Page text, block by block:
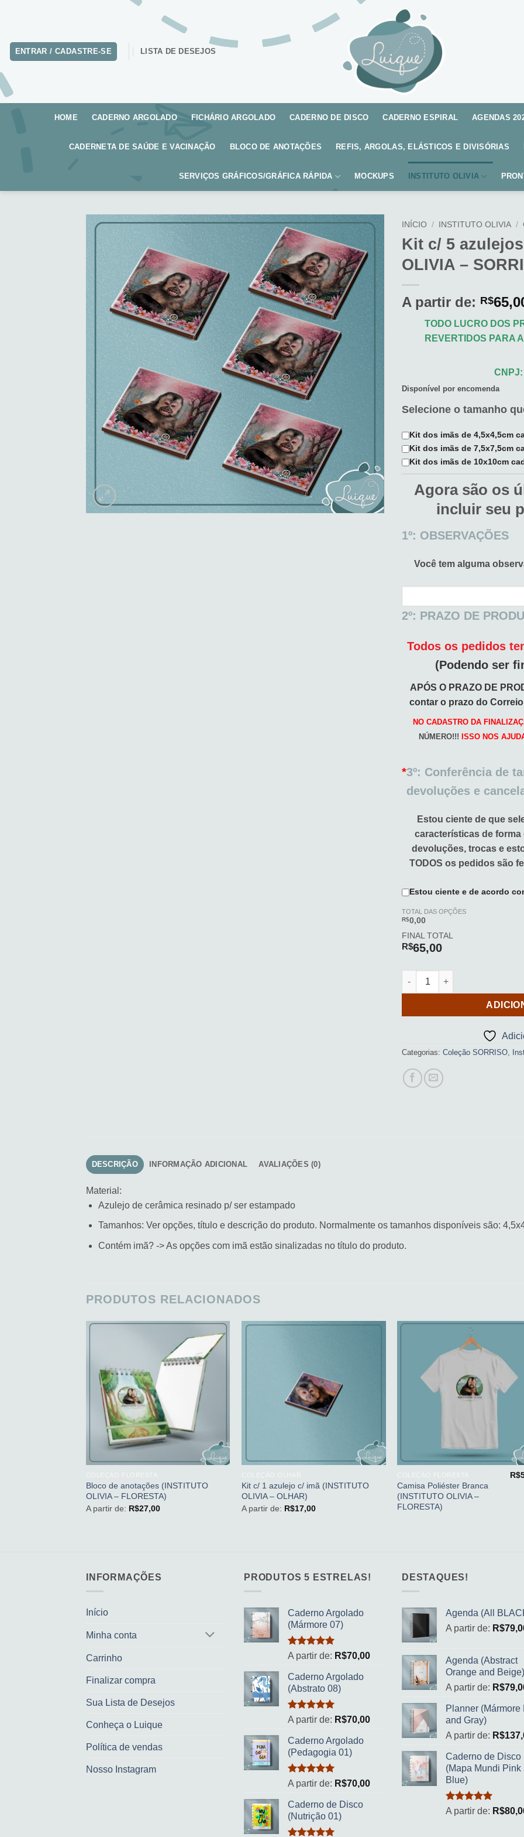
ENTRAR / CADASTRE-SE LISTA DE DESEJOS
HOME CADERNO ARGOLADO FICHÁRIO ARGOLADO CADERNO DE DISCO CADERNO ESPIRAL AGENDAS
CADERNETA DE SAÚDE E VACINAÇÃO BLOCO DE ANOTAÇÕES REFIS, ARGOLAS, ELÁSTICOS E DIVISÓRIAS
SERVIÇOS GRÁFICOS/GRÁFICA RÁPIDA MOCKUPS INSTITUTO OLIVIA
Adicionar
aos
meus
desejos
INÍCIO / INSTITUTO OLIVIA /
Kit c/ 5
OLIVIA –
A partir de: R$
TODO LUCRO DOS
REVERTIDOS PARA
CNPJ:
Disponível por encomenda
Selecione o tamanho
Kit dos imãs de 4,5x4,5cm
Kit dos imãs de 7,5x7,5cm
Kit dos imãs de 10x10cm
Agora são os
incluir seu
1º: OBSERVAÇÕES
Você tem alguma
2º: PRAZO DE
Todos os pedidos
(Podendo ser
APÓS O PRAZO DE
contar o prazo do
NO CADASTRO DA
NÚMERO!!! ISSO NOS
*3º: Conferência de
devoluções e
Estou ciente de que
características de
devoluções, trocas e
TODOS os pedidos são
Estou ciente e de acordo
TOTAL DAS OPÇÕES
R$0,00
FINAL TOTAL
R$65,00
Kit c/ 5 azulejos c/ imã
Categorias: Coleção SORRISO
DESCRIÇÃO INFORMAÇÃO ADICIONAL AVALIAÇÕES (0)
Material:
Azulejo de cerâmica resinado p/ ser estampado
Tamanhos: Ver opções, título e descrição do produto. Normalmente os tamanhos disponíveis são:
Contém imã? -> As opções com imã estão sinalizadas no título do produto.
PRODUTOS RELACIONADOS
Adicionar
aos
meus
desejos
Bloco de anotações (INSTITUTO
OLIVIA – FLORESTA)
A partir de: R$27,00
Kit c/ 1 azulejo c/ imã (INSTITUTO
OLIVIA – OLHAR)
A partir de: R$17,00
meus
Camisa Poliéster Branca
(INSTITUTO OLIVIA –
FLORESTA)
R$
INFORMAÇÕES
Início
Minha conta
Carrinho
Finalizar compra
Sua Lista de Desejos
Conheça o Luique
Política de vendas
Nosso Instagram
PRODUTOS 5 ESTRELAS!
Caderno Argolado
(Mármore 07)
Avaliação
5.00
A partir de: R$70,00
Caderno Argolado
(Abstrato 08)
Avaliação
5.00
A partir de: R$70,00
Caderno Argolado
(Pedagogia 01)
Avaliação
5.00
A partir de: R$70,00
Caderno de Disco
(Nutrição 01)
DESTAQUES!
Agenda (All
A partir de: R$
Agenda (Abstract
Orange and Beige)
A partir de: R$
Planner (Mármore
and Gray)
A partir de: R$
Caderno de Disco
(Mapa Mundi Pink
Blue)
Avaliação
5.00
A partir de: R$